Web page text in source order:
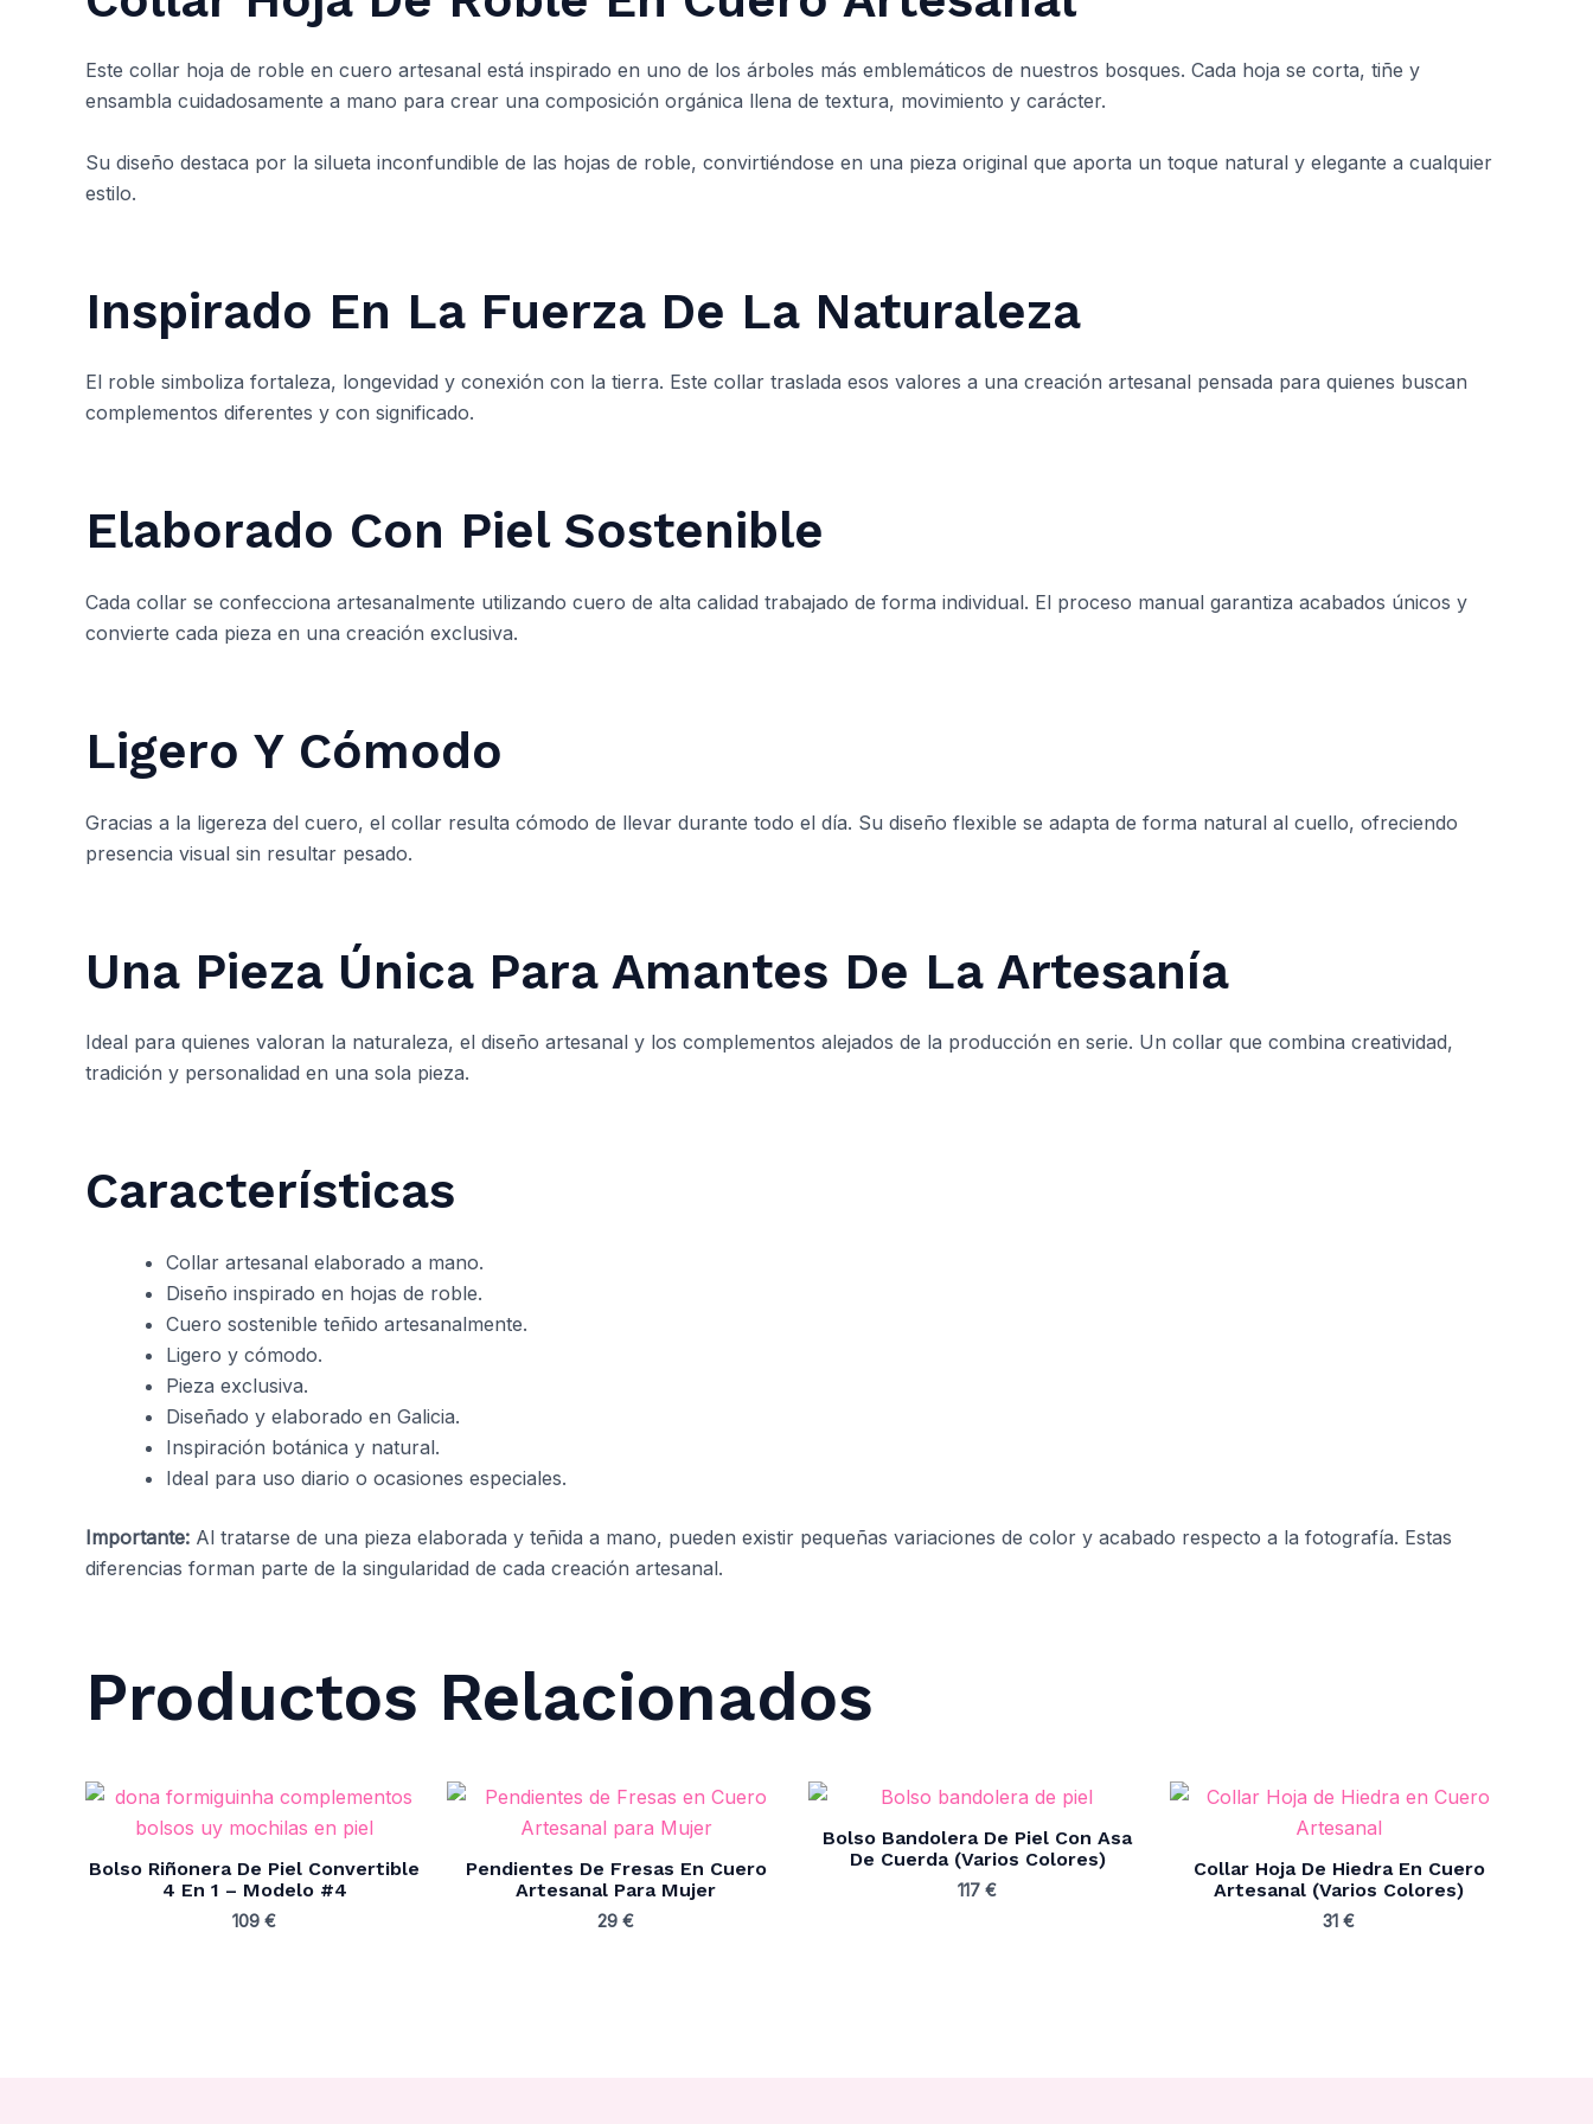
Este collar hoja de roble en cuero artesanal está inspirado en uno de los árboles más emblemáticos de nuestros bosques. Cada hoja se corta, tiñe y
ensambla cuidadosamente a mano para crear una composición orgánica llena de textura, movimiento y carácter.
Su diseño destaca por la silueta inconfundible de las hojas de roble, convirtiéndose en una pieza original que aporta un toque natural y elegante a cualquier
estilo.
Inspirado En La Fuerza De La Naturaleza
El roble simboliza fortaleza, longevidad y conexión con la tierra. Este collar traslada esos valores a una creación artesanal pensada para quienes buscan
complementos diferentes y con significado.
Elaborado Con Piel Sostenible
Cada collar se confecciona artesanalmente utilizando cuero de alta calidad trabajado de forma individual. El proceso manual garantiza acabados únicos y
convierte cada pieza en una creación exclusiva.
Ligero Y Cómodo
Gracias a la ligereza del cuero, el collar resulta cómodo de llevar durante todo el día. Su diseño flexible se adapta de forma natural al cuello, ofreciendo
presencia visual sin resultar pesado.
Una Pieza Única Para Amantes De La Artesanía
Ideal para quienes valoran la naturaleza, el diseño artesanal y los complementos alejados de la producción en serie. Un collar que combina creatividad,
tradición y personalidad en una sola pieza.
Características
Collar artesanal elaborado a mano.
Diseño inspirado en hojas de roble.
Cuero sostenible teñido artesanalmente.
Ligero y cómodo.
Pieza exclusiva.
Diseñado y elaborado en Galicia.
Inspiración botánica y natural.
Ideal para uso diario o ocasiones especiales.
Importante: Al tratarse de una pieza elaborada y teñida a mano, pueden existir pequeñas variaciones de color y acabado respecto a la fotografía. Estas
diferencias forman parte de la singularidad de cada creación artesanal.
Productos Relacionados
Bolso Riñonera De Piel Convertible
4 En 1 – Modelo #4
109 €
Pendientes De Fresas En Cuero
Artesanal Para Mujer
29 €
Bolso Bandolera De Piel Con Asa
De Cuerda (Varios Colores)
117 €
Collar Hoja De Hiedra En Cuero
Artesanal (Varios Colores)
31 €